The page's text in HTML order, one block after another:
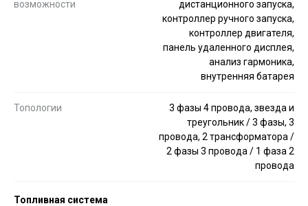
возможности
дистанционного запуска,
контроллер ручного запуска,
контроллер двигателя,
панель удаленного дисплея,
анализ гармоника,
внутренняя батарея
Топологии
3 фазы 4 провода, звезда и
треугольник / 3 фазы, 3
провода, 2 трансформатора /
2 фазы 3 провода / 1 фаза 2
провода
Топливная система